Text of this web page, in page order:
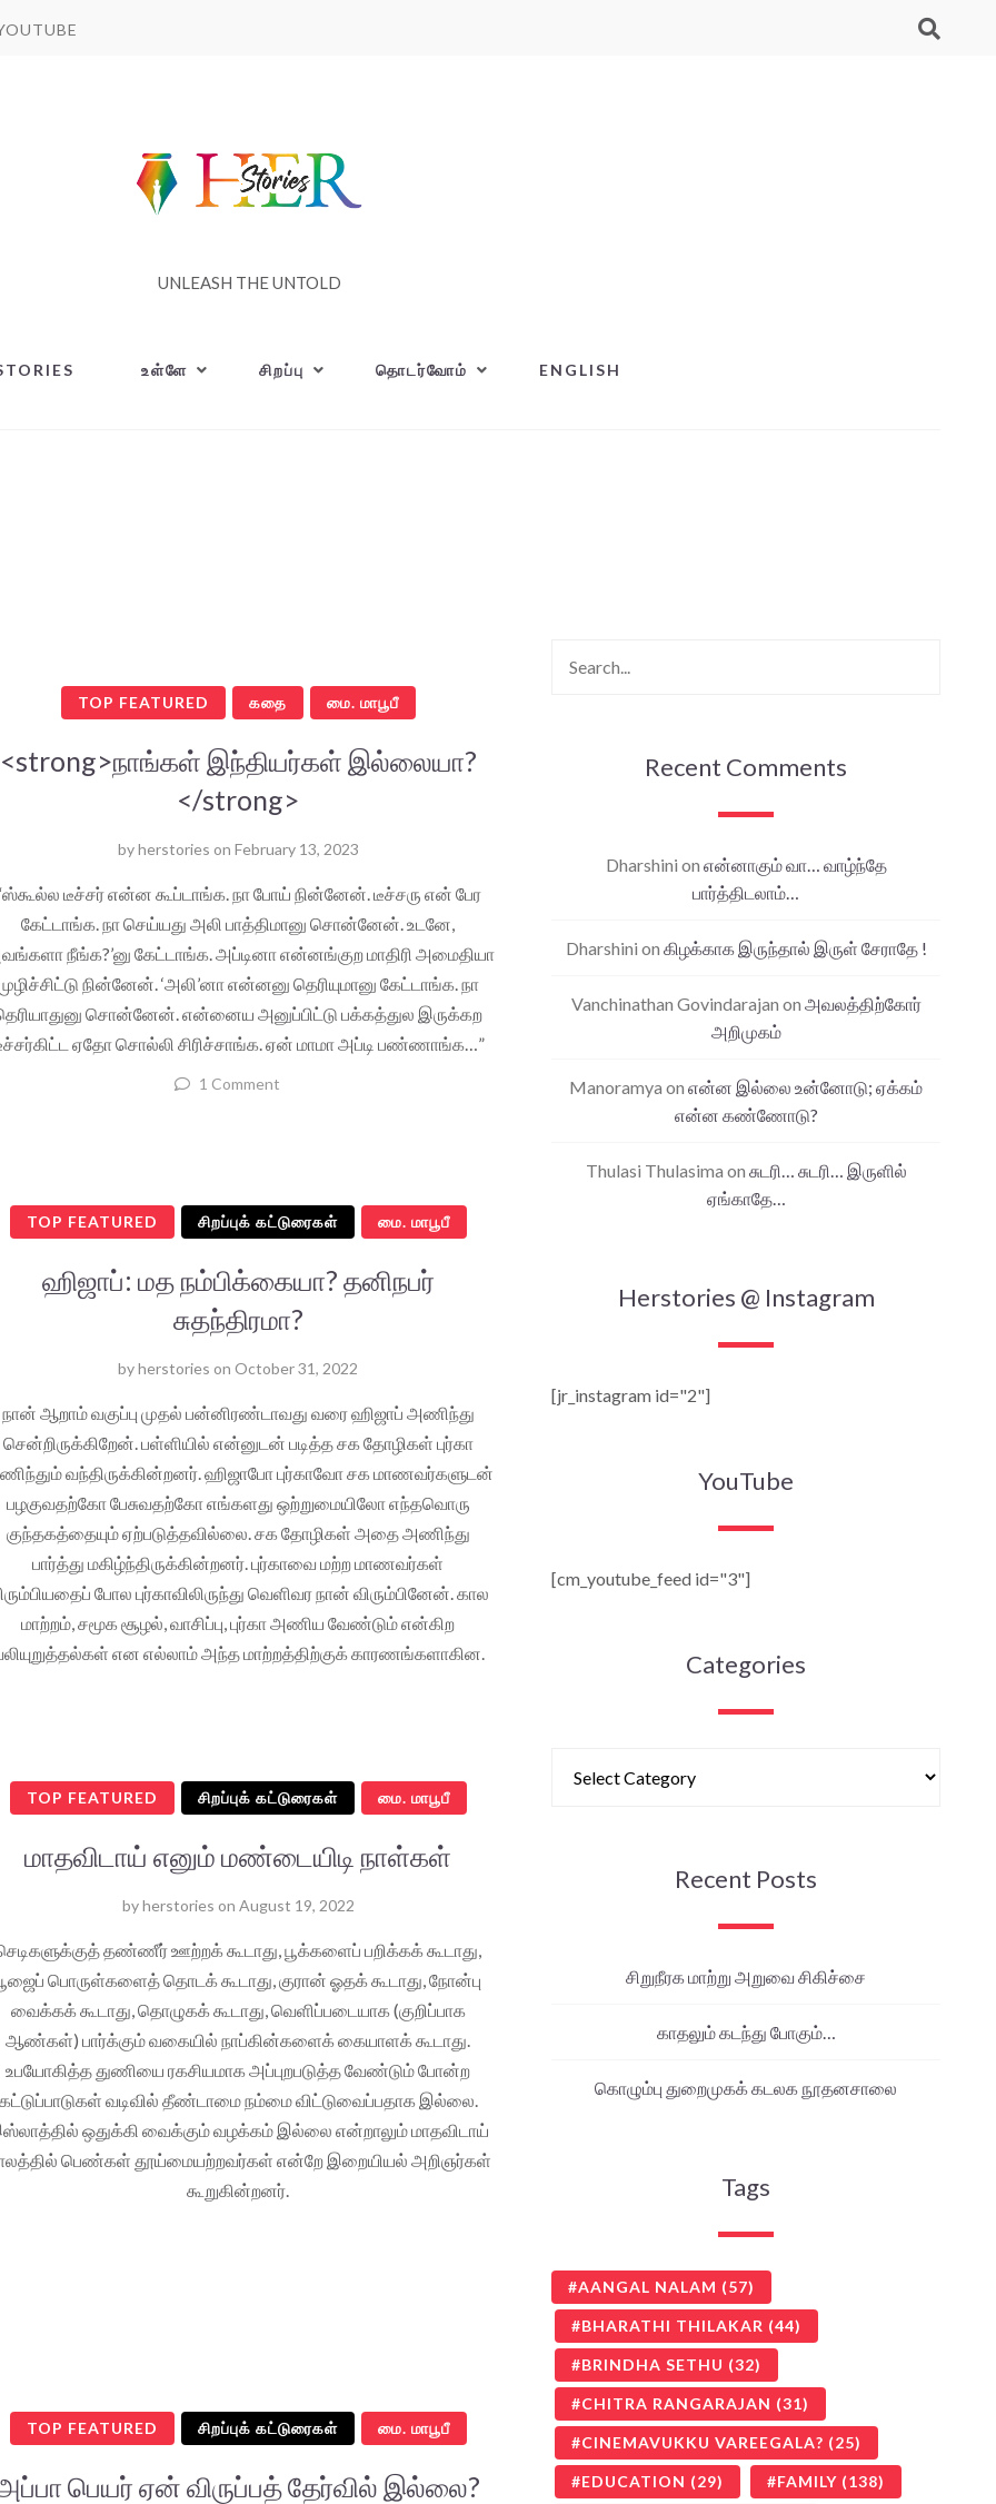
UNLEASH THE UNTOLD
உள்ளே சிறப்பு தொடர்வோம் ENGLISH
TOP FEATURED கதை மை. மாபூபீ
<strong>நாங்கள் இந்தியர்கள் இல்லையா?
</strong>
byherstories on February 13, 2023
டீச்சர் என்ன கூப்டாங்க. நா போய் நின்னேன். டீச்சரு என் பேர
கேட்டாங்க. நா செய்யது அலி பாத்திமானு சொன்னேன். உடனே,
நீங்க?’னு கேட்டாங்க. அப்டினா என்னங்குற மாதிரி அமைதியா
நின்னேன். ‘அலி’னா என்னனு தெரியுமானு கேட்டாங்க. நா
சொன்னேன். என்னைய அனுப்பிட்டு பக்கத்துல இருக்கற
ஏதோ சொல்லி சிரிச்சாங்க. ஏன் மாமா அப்டி பண்ணாங்க…”
1 Comment
TOP FEATURED சிறப்புக் கட்டுரைகள் மை. மாபூபீ
ஹிஜாப்: மத நம்பிக்கையா? தனிநபர்
சுதந்திரமா?
byherstories on October 31, 2022
நான் ஆறாம் வகுப்பு முதல் பன்னிரண்டாவது வரை ஹிஜாப் அணிந்து
சென்றிருக்கிறேன். பள்ளியில் என்னுடன் படித்த சக தோழிகள் புர்கா
வந்திருக்கின்றனர். ஹிஜாபோ புர்காவோ சக மாணவர்களுடன்
பழகுவதற்கோ பேசுவதற்கோ எங்களது ஒற்றுமையிலோ எந்தவொரு
குந்தகத்தையும் ஏற்படுத்தவில்லை. சக தோழிகள் அதை அணிந்து
பார்த்து மகிழ்ந்திருக்கின்றனர். புர்காவை மற்ற மாணவர்கள்
போல புர்காவிலிருந்து வெளிவர நான் விரும்பினேன். கால
மாற்றம், சமூக சூழல், வாசிப்பு, புர்கா அணிய வேண்டும் என்கிற
என எல்லாம் அந்த மாற்றத்திற்குக் காரணங்களாகின.
TOP FEATURED சிறப்புக் கட்டுரைகள் மை. மாபூபீ
மாதவிடாய் எனும் மண்டையிடி நாள்கள்
byherstories on August 19, 2022
தண்ணீர் ஊற்றக் கூடாது, பூக்களைப் பறிக்கக் கூடாது,
பொருள்களைத் தொடக் கூடாது, குரான் ஓதக் கூடாது, நோன்பு
வைக்கக் கூடாது, தொழுகக் கூடாது, வெளிப்படையாக (குறிப்பாக
ஆண்கள்) பார்க்கும் வகையில் நாப்கின்களைக் கையாளக் கூடாது.
உபயோகித்த துணியை ரகசியமாக அப்புறபடுத்த வேண்டும் போன்ற
வடிவில் தீண்டாமை நம்மை விட்டுவைப்பதாக இல்லை.
ஒதுக்கி வைக்கும் வழக்கம் இல்லை என்றாலும் மாதவிடாய்
பெண்கள் தூய்மையற்றவர்கள் என்றே இறையியல் அறிஞர்கள்
கூறுகின்றனர்.
TOP FEATURED சிறப்புக் கட்டுரைகள் மை. மாபூபீ
பெயர் ஏன் விருப்பத் தேர்வில் இல்லை?
Recent Comments
Dharshini on என்னாகும் வா… வாழ்ந்தே
பார்த்திடலாம்…
Dharshini on கிழக்காக இருந்தால் இருள் சேராதே !
Vanchinathan Govindarajan on அவலத்திற்கோர்
அறிமுகம்
Manoramya on என்ன இல்லை உன்னோடு; ஏக்கம்
என்ன கண்ணோடு?
Thulasi Thulasima on சுடரி… சுடரி… இருளில்
ஏங்காதே…
Herstories @ Instagram
[jr_instagram id="2"]
YouTube
[cm_youtube_feed id="3"]
Categories
Recent Posts
சிறுநீரக மாற்று அறுவை சிகிச்சை
காதலும் கடந்து போகும்…
கொழும்பு துறைமுகக் கடலக நூதனசாலை
Tags
AANGAL NALAM (57)
BHARATHI THILAKAR (44)
BRINDHA SETHU (32)
CHITRA RANGARAJAN (31)
CINEMAVUKKU VAREEGALA? (25)
EDUCATION (29) FAMILY (138)